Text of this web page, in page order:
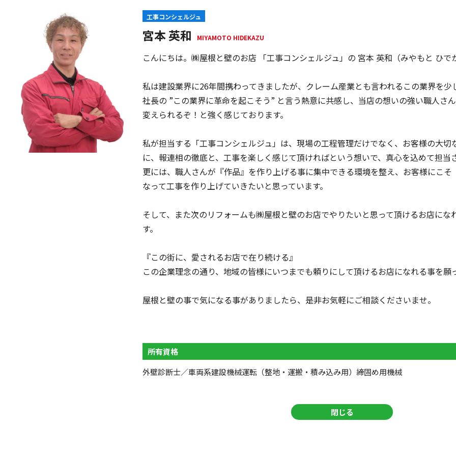
工事コンシェルジュ
宮本 英和 MIYAMOTO HIDEKAZU
こんにちは。㈱屋根と壁のお店 「工事コンシェルジュ」の 宮本 英和（みやもと ひで
私は建設業界に26年間携わってきましたが、クレーム産業とも言われるこの業界を少
社長の ”この業界に革命を起こそう” と言う熱意に共感し、当店の想いの強い職人さ
変えられるぞ！と強く感じております。
私が担当する「工事コンシェルジュ」は、現場の工程管理だけでなく、お客様の大
に、報連相の徹底と、工事を楽しく感じて頂ければという想いで、真心を込めて担当
更には、職人さんが『作品』を作り上げる事に集中できる環境を整え、お客様にこ
なって工事を作り上げていきたいと思っています。
そして、また次のリフォームも㈱屋根と壁のお店でやりたいと思って頂けるお店に
す。
『この街に、愛されるお店で在り続ける』
この企業理念の通り、地域の皆様にいつまでも頼りにして頂けるお店になれる事を願
屋根と壁の事で気になる事がありましたら、是非お気軽にご相談くださいませ。
所有資格
外壁診断士／車両系建設機械運転（整地・運搬・積み込み用）締固め用機械
閉じる